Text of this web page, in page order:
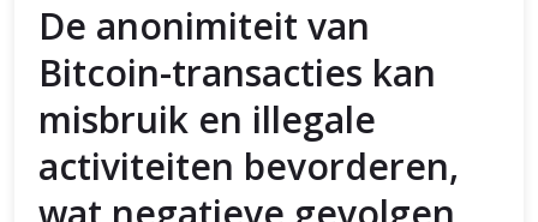
De anonimiteit van
Bitcoin-transacties kan
misbruik en illegale
activiteiten bevorderen,